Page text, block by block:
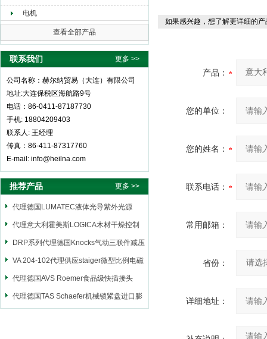
电机
查看全部产品
联系我们 更多 >>
公司名称：赫尔纳贸易（大连）有限公司
地址:大连保税区海航路9号
电话：86-0411-87187730
手机: 18804209403
联系人: 王经理
传真：86-411-87317760
E-mail: info@heilna.com
推荐产品 更多 >>
代理德国LUMATEC液体光导紫外光源
代理意大利霍美斯LOGICA木材干燥控制
仪
DRP系列代理德国Knocks气动三联件减压
阀
VA 204-102代理供应staiger微型比例电磁
阀
代理德国AVS Roemer食品级快插接头
代理德国TAS Schaefer机械锁紧盘进口膨
如果感兴趣，想了解更详细的
产品：
您的单位：
您的姓名：
联系电话：
常用邮箱：
省份：
详细地址：